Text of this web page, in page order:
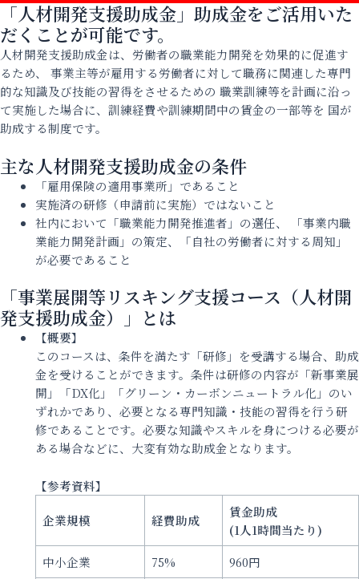
「人材開発支援助成金」助成金をご活用いた
だくことが可能です。
人材開発支援助成金は、労働者の職業能力開発を効果的に促進す
るため、 事業主等が雇用する労働者に対して職務に関連した専門
的な知識及び技能の習得をさせるための 職業訓練等を計画に沿っ
て実施した場合に、訓練経費や訓練期間中の賃金の一部等を 国が
助成する制度です。
主な人材開発支援助成金の条件
「雇用保険の適用事業所」であること
実施済の研修（申請前に実施）ではないこと
社内において「職業能力開発推進者」の選任、 「事業内職
業能力開発計画」の策定、「自社の労働者に対する周知」
が必要であること
「事業展開等リスキング支援コース（人材開
発支援助成金）」とは
【概要】
このコースは、条件を満たす「研修」を受講する場合、助成
金を受けることができます。条件は研修の内容が「新事業展
開」「DX化」「グリーン・カーボンニュートラル化」のい
ずれかであり、必要となる専門知識・技能の習得を行う研
修であることです。必要な知識やスキルを身につける必要が
ある場合などに、大変有効な助成金となります。
【参考資料】
企業規模 経費助成
賃金助成
(1人1時間当たり)
中小企業
75%
960円